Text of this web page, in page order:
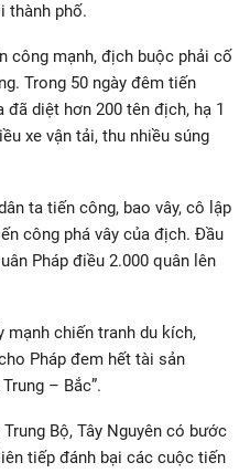
thành phố.
công mạnh, địch buộc phải cố
Trong 50 ngày đêm tiến
đã diệt hơn 200 tên địch, hạ 1
xe vận tải, thu nhiều súng
ta tiến công, bao vây, cô lập
công phá vây của địch. Đầu
Pháp điều 2.000 quân lên
mạnh chiến tranh du kích,
Pháp đem hết tài sản
– Bắc”.
Bộ, Tây Nguyên có bước
tiếp đánh bại các cuộc tiến